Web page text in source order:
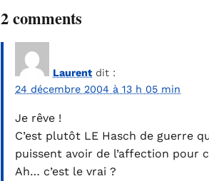
2 comments
Laurent dit :
24 décembre 2004 à 13 h 05 min
Je rêve !
C’est plutôt LE Hasch de guerre
puissent avoir de l’affection pour
Ah… c’est le vrai ?